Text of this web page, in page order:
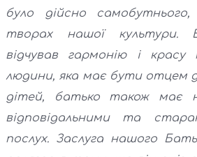
було дійсно самобутнього,
творах нашої культури.
відчував гармонію і
людини, яка має бути отцем
дітей, батько також має
відповідальними та
послух. Заслуга нашого